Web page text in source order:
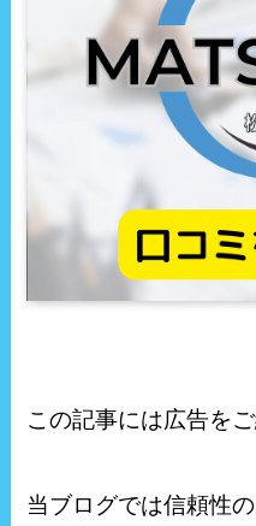
この記事には広告を
当ブログでは信頼性